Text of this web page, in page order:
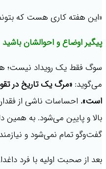
«این هفته کاری هست که
پیگیر اوضاع و احوالشان باشید
سوگ فقط یک رویداد نیست؛
می‌گوید: «مرگ یک تاریخ در
است». احساسات ناشی از
بالا و پایین می‌شود. به همین
گفت‌وگو تمام نمی‌شود و
بعد از صحبت اولیه با فرد